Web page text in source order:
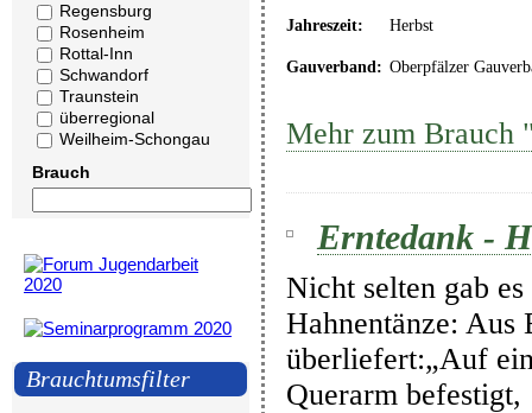
Regensburg
Rosenheim
Rottal-Inn
Schwandorf
Traunstein
überregional
Weilheim-Schongau
Brauch
Brauchtumsfilter
Jahreszeit: Herbst
Gauverband: Oberpfälzer
Mehr zum Brauch
Erntedank -
Nicht selten gab
Hahnentänze: Aus
überliefert:„Auf
Querarm